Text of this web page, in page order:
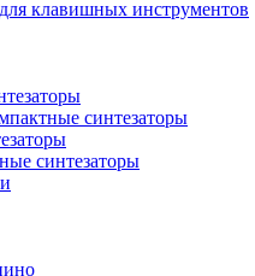
клавишных инструментов
синтезаторы
синтезаторы